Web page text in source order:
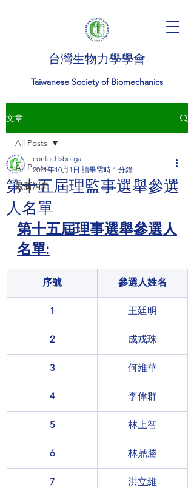
台灣生物力學學會
Taiwanese Society of Biomechanics
文章
All Posts
最新消息
All Posts
第十五屆理監事選舉參選
人名單
contacttsborga
2021年10月1日 讀畢需時 1 分鐘
第十五屆理事選舉參選人
名單:
序號 參選人姓名
1 王廷明
2 成戎珠
3 何維華
4 李偉群
5 林上智
6 林鼎勝
7 洪立維